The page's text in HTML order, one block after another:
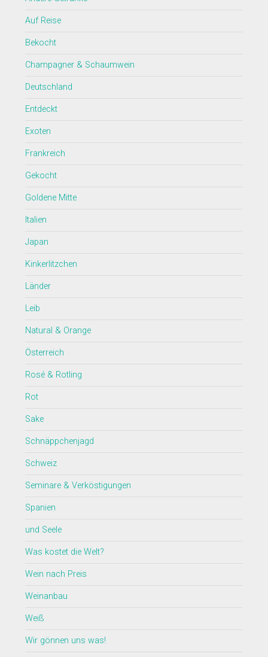
Auf Reise
Bekocht
Champagner & Schaumwein
Deutschland
Entdeckt
Exoten
Frankreich
Gekocht
Goldene Mitte
Italien
Japan
Kinkerlitzchen
Länder
Leib
Natural & Orange
Österreich
Rosé & Rotling
Rot
Sake
Schnäppchenjagd
Schweiz
Seminare & Verköstigungen
Spanien
und Seele
Was kostet die Welt?
Wein nach Preis
Weinanbau
Weiß
Wir gönnen uns was!